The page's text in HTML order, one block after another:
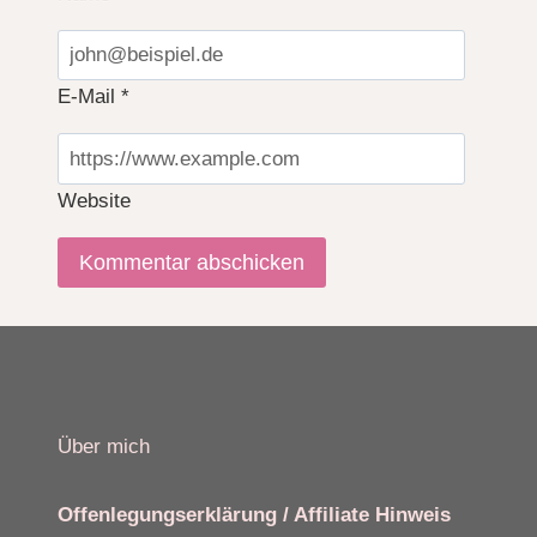
E-Mail *
Website
Über mich
Offenlegungserklärung / Affiliate Hinweis